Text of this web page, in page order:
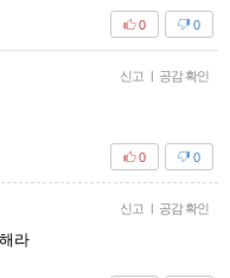
0
0
신고 공감 확인
0
0
신고 공감 확인
라